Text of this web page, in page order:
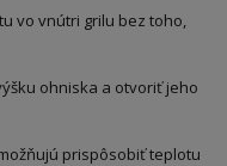
vo vnútri grilu bez toho,
ohniska a otvoriť jeho
prispôsobiť teplotu